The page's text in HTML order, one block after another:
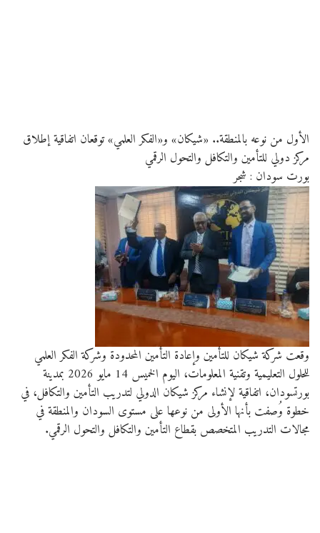
الأول من نوعه بالمنطقة.. «شيكان» و«الفكر العلمي» توقعان اتفاقية إطلاق
مركز دولي للتأمين والتكافل والتحول الرقمي
بورت سودان : شجر
وقعت شركة شيكان للتأمين وإعادة التأمين المحدودة⁠ وشركة الفكر العلمي
للحلول التعليمية وتقنية المعلومات⁠، اليوم الخميس 14 مايو 2026 بمدينة
بورتسودان، اتفاقية لإنشاء مركز شيكان الدولي لتدريب التأمين والتكافل، في
خطوة وُصفت بأنها الأولى من نوعها على مستوى السودان والمنطقة في
مجالات التدريب المتخصص بقطاع التأمين والتكافل والتحول الرقمي.